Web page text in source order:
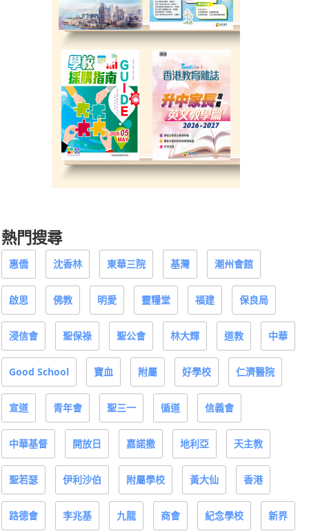
熱門搜尋
惠僑 沈香林 東華三院 基灣 潮州會館
啟思 佛教 明愛 靈糧堂 福建 保良局
浸信會 聖保祿 聖公會 林大輝 道教 中華
Good School 寶血 附屬 好學校 仁濟醫院
宣道 青年會 聖三一 循道 信義會
中華基督 開放日 嘉諾撒 地利亞 天主教
聖若瑟 伊利沙伯 附屬學校 黃大仙 香港
路德會 李兆基 九龍 商會 紀念學校 新界